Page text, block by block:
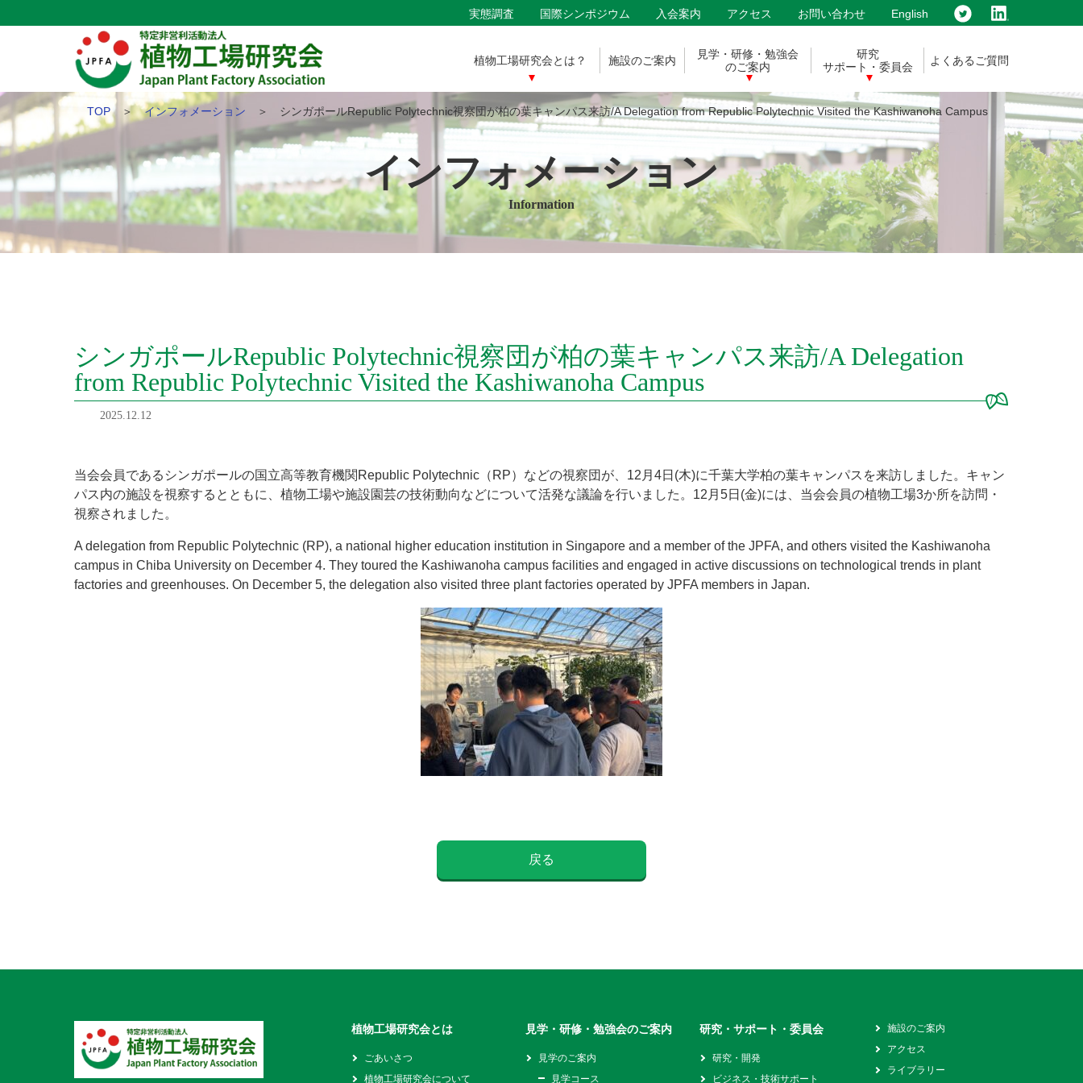
植物工場研究会とは？ 施設のご案内
見学・研修・勉強会
のご案内
研究
サポート・委員会
よくあるご質問
実態調査 国際シンポジウム 入会案内 アクセス お問い合わせ English
インフォメーション
Information
TOP＞インフォメーション ＞ シンガポールRepublic Polytechnic視察団が柏の葉キャンパス来訪/A Delegation from Republic Polytechnic Visited the Kashiwanoha Campus
シンガポールRepublic Polytechnic視察団が柏の葉キャンパス来訪/A Delegation
from Republic Polytechnic Visited the Kashiwanoha Campus
2025.12.12
当会会員であるシンガポールの国立高等教育機関Republic Polytechnic（RP）などの視察団が、12月4日(木)に千葉大学柏の葉キャンパスを来訪しました。キャン
パス内の施設を視察するとともに、植物工場や施設園芸の技術動向などについて活発な議論を行いました。12月5日(金)には、当会会員の植物工場3か所を訪問・
視察されました。
A delegation from Republic Polytechnic (RP), a national higher education institution in Singapore and a member of the JPFA, and others visited the Kashiwanoha
campus in Chiba University on December 4. They toured the Kashiwanoha campus facilities and engaged in active discussions on technological trends in plant
factories and greenhouses. On December 5, the delegation also visited three plant factories operated by JPFA members in Japan.
戻る
植物工場研究会とは
ごあいさつ
植物工場研究会について
見学・研修・勉強会のご案内
見学のご案内
見学コース
研究・サポート・委員会
研究・開発
ビジネス・技術サポート
施設のご案内
アクセス
ライブラリー